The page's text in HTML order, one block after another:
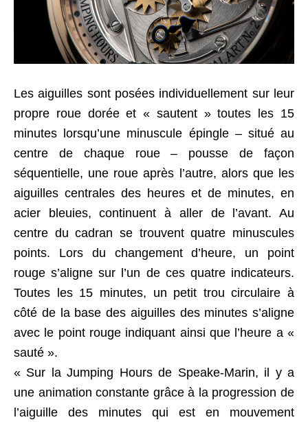
Les aiguilles sont posées individuellement sur leur
propre roue dorée et « sautent » toutes les 15
minutes lorsqu’une minuscule épingle – situé au
centre de chaque roue – pousse de façon
séquentielle, une roue après l’autre, alors que les
aiguilles centrales des heures et de minutes, en
acier bleuies, continuent à aller de l’avant. Au
centre du cadran se trouvent quatre minuscules
points. Lors du changement d’heure, un point
rouge s’aligne sur l’un de ces quatre indicateurs.
Toutes les 15 minutes, un petit trou circulaire à
côté de la base des aiguilles des minutes s’aligne
avec le point rouge indiquant ainsi que l’heure a «
sauté ».
« Sur la Jumping Hours de Speake-Marin, il y a
une animation constante grâce à la progression de
l’aiguille des minutes qui est en mouvement